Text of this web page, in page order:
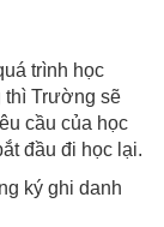
trình học
thì Trường sẽ
cầu của học
đầu đi học lại.
ký ghi danh